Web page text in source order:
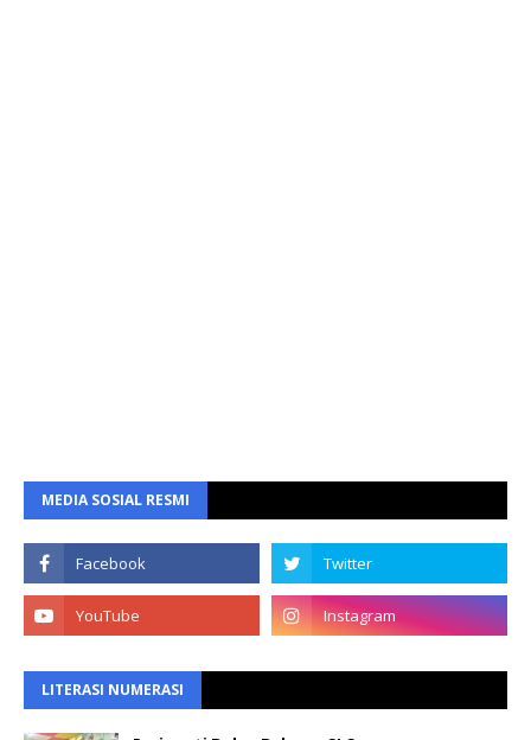
MEDIA SOSIAL RESMI
LITERASI NUMERASI